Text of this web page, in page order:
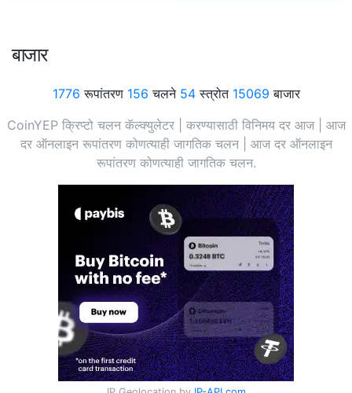
बाजार
1776 रूपांतरण 156 चलने 54स्त्रोत 15069 बाजार
CoinYEP क्रिप्टो चलन कॅल्क्युलेटर | करण्यासाठी विनिमय दर आज | आज
दर ऑनलाइन रूपांतरण कोणत्याही जागतिक चलन | आज दर ऑनलाइन
रूपांतरण कोणत्याही जागतिक चलन.